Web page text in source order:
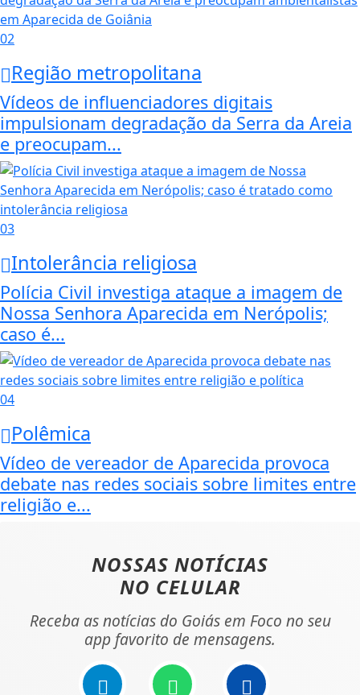
02
Região metropolitana
Vídeos de influenciadores digitais
impulsionam degradação da Serra da Areia
e preocupam...
03
Intolerância religiosa
Polícia Civil investiga ataque a imagem de
Nossa Senhora Aparecida em Nerópolis;
caso é...
04
Polêmica
Vídeo de vereador de Aparecida provoca
debate nas redes sociais sobre limites entre
religião e...
NOSSAS NOTÍCIAS
NO CELULAR
Receba as notícias do Goiás em Foco no seu
app favorito de mensagens.